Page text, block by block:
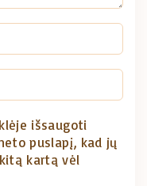
išsaugoti
puslapį, kad jų
kartą vėl